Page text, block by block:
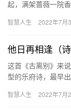
起，满架蔷薇一院
强…
智慧人生 2022年7月
他日再相逢（
这首《古离别》来
型的乐府诗，最早
爱情的坚…
智慧人生 2022年7月